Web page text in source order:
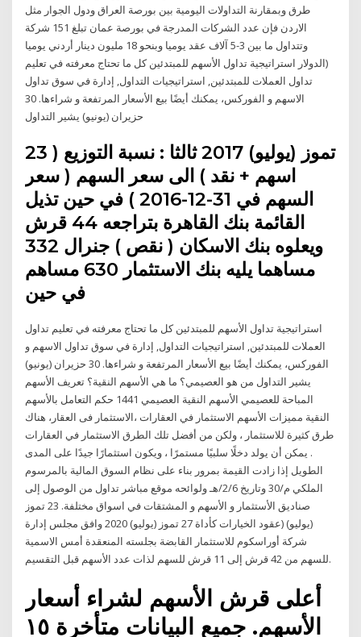
طرق وبمقارنة التداولات اليومية بين بورصة العراق ودول الجوار مثل
الاردن فإن عدد الشركات المدرجة في بورصة عمان تبلغ 151 شركة
وتتداول ما بين 3-5 آلاف عقد يوميا وبنحو 18 مليون دينار أردني يوميا
(الدولار استراتيجية تداول الأسهم للمبتدئين كل ما تحتاج معرفته في تعليم
تداول العملات للمبتدئين, استراتيجيات التداول, إدارة في سوق تداول
الاسهم و الفوركس، يمكنك أيضًا بيع الأسعار المرتفعة و شراءها. 30
حزيران (يونيو) يشير التداول
23 تموز (يوليو) 2017 ثالثا : نسبة التوزيع (
اسهم + نقد ) الى سعر السهم ( سعر
السهم في 31-12-2016 ) في حين تذيل
القائمة بنك القاهرة بتراجعه 44 قرش
ويعلوه بنك الاسكان ( نقص ) جنرال 332
مساهما يليه بنك الاستثمار 630 مساهم
في حين
استراتيجية تداول الأسهم للمبتدئين كل ما تحتاج معرفته في تعليم تداول
العملات للمبتدئين, استراتيجيات التداول, إدارة في سوق تداول الاسهم و
الفوركس، يمكنك أيضًا بيع الأسعار المرتفعة و شراءها. 30 حزيران (يونيو)
يشير التداول من هو العصيمي؟ ما هي الأسهم النقية؟ تعريف الأسهم
المباحة للعصيمي الأسهم النقية العصيمي 1441 حكم التعامل بالأسهم
النقية مميزات الأسهم الاستثمار في العقارات ،الاستثمار فى العقار، هناك
طرق كثيرة للاستثمار ، ولكن من أفضل تلك الطرق الاستثمار في العقارات
. يمكن أن يولد دخلًا سلبيًا مستمرًا ، ويكون استثمارًا جيدًا على المدى
الطويل إذا زادت القيمة بمرور بناء على نظام السوق المالية بالمرسوم
الملكي م/30 وتاريخ 2/6/هـ ولوائحه موقع مباشر تداول من الوصول إلى
صناديق الأستثمار و الأسهم و المشتقات في اسواق مختلفة. 23 تموز
(يوليو) (عقود الخيارات كأداة 27 تموز (يوليو) 2020 وافق مجلس إدارة
شركة أوراسكوم للاستثمار القابضة بجلسته المنعقدة أمس الاسمية
للسهم من 42 قرش إلى 11 قرش للسهم لذات عدد الأسهم قبل التقسيم.
أعلى قرش الأسهم لشراء أسعار
الأسهم. جميع البيانات متأخرة ١٥